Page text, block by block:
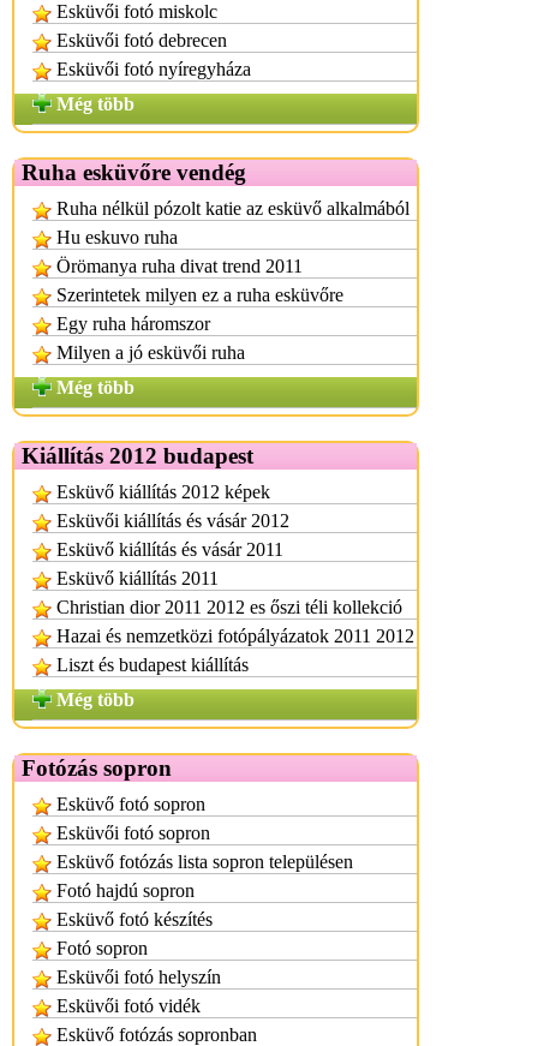
Esküvői fotó miskolc
Esküvői fotó debrecen
Esküvői fotó nyíregyháza
Még több
Ruha esküvőre vendég
Ruha nélkül pózolt katie az esküvő alkalmából
Hu eskuvo ruha
Örömanya ruha divat trend 2011
Szerintetek milyen ez a ruha esküvőre
Egy ruha háromszor
Milyen a jó esküvői ruha
Még több
Kiállítás 2012 budapest
Esküvő kiállítás 2012 képek
Esküvői kiállítás és vásár 2012
Esküvő kiállítás és vásár 2011
Esküvő kiállítás 2011
Christian dior 2011 2012 es őszi téli kollekció
Hazai és nemzetközi fotópályázatok 2011 2012
Liszt és budapest kiállítás
Még több
Fotózás sopron
Esküvő fotó sopron
Esküvői fotó sopron
Esküvő fotózás lista sopron településen
Fotó hajdú sopron
Esküvő fotó készítés
Fotó sopron
Esküvői fotó helyszín
Esküvői fotó vidék
Esküvő fotózás sopronban